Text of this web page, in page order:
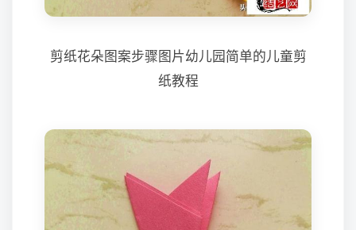
剪纸花朵图案步骤图片幼儿园简单的儿童剪
纸教程